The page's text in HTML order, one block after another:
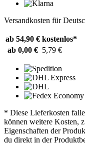
Versandkosten für
ab 54,90 € kostenlos*
ab 0,00 € 5,79 €
* Diese Lieferkosten
können weitere Kosten,
Eigenschaften der
du direkt in der